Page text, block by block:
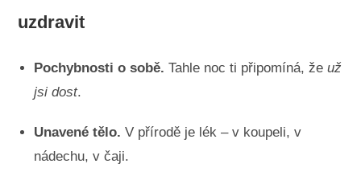
uzdravit
Pochybnosti o sobě. Tahle noc ti připomíná, žeuž
jsi dost.
Unavené tělo. V přírodě je lék – v koupeli, v
nádechu, v čaji.